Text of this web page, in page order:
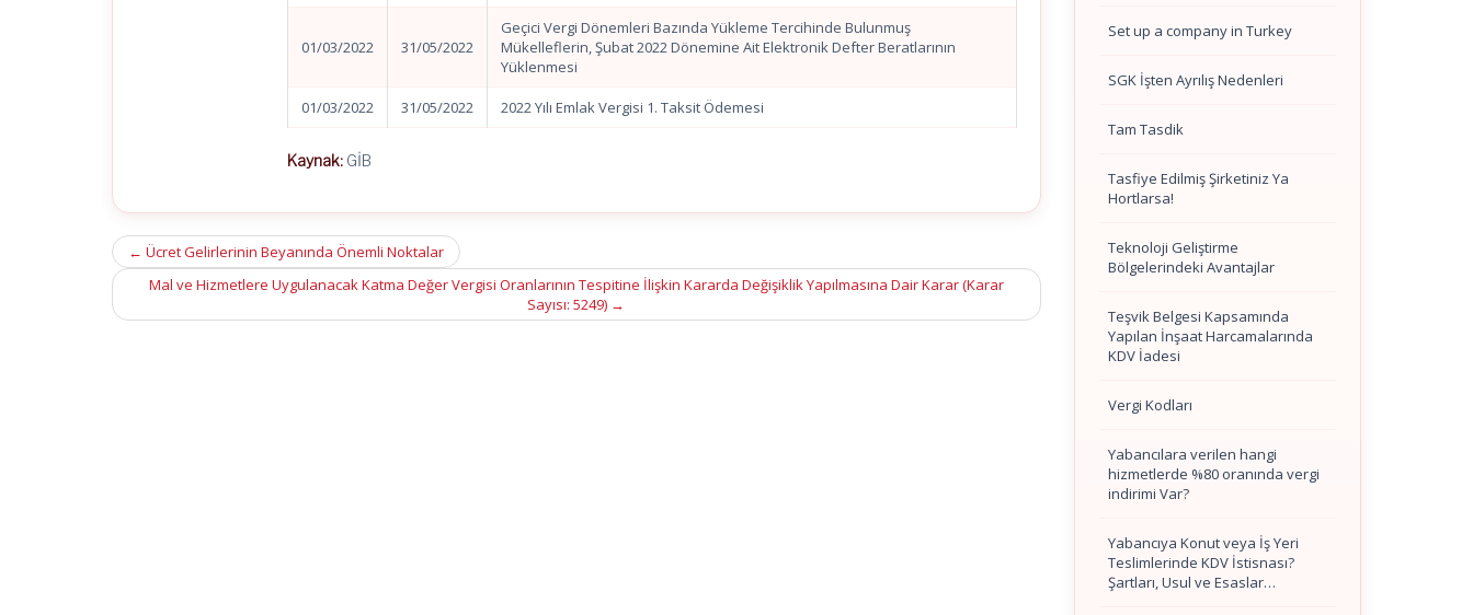
01/03/2022 31/05/2022
Geçici Vergi Dönemleri Bazında Yükleme Tercihinde Bulunmuş
Mükelleflerin, Şubat 2022 Dönemine Ait Elektronik Defter Beratlarının
Yüklenmesi
01/03/2022 31/05/2022 2022 Yılı Emlak Vergisi 1. Taksit Ödemesi
Kaynak: GİB
Post
navigation
← Ücret Gelirlerinin Beyanında Önemli Noktalar
Mal ve Hizmetlere Uygulanacak Katma Değer Vergisi Oranlarının Tespitine İlişkin Kararda Değişiklik Yapılmasına Dair Karar (Karar
Sayısı: 5249) →
Set up a company in Turkey
SGK İşten Ayrılış Nedenleri
Tam Tasdik
Tasfiye Edilmiş Şirketiniz Ya
Hortlarsa!
Teknoloji Geliştirme
Bölgelerindeki Avantajlar
Teşvik Belgesi Kapsamında
Yapılan İnşaat Harcamalarında
KDV İadesi
Vergi Kodları
Yabancılara verilen hangi
hizmetlerde %80 oranında vergi
indirimi Var?
Yabancıya Konut veya İş Yeri
Teslimlerinde KDV İstisnası?
Şartları, Usul ve Esaslar…